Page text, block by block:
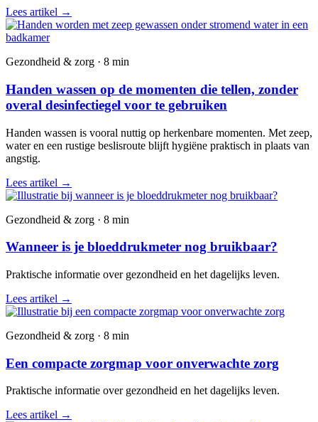
Lees artikel →
Gezondheid & zorg · 8 min
Handen wassen op de momenten die tellen, zonder
overal desinfectiegel voor te gebruiken
Handen wassen is vooral nuttig op herkenbare momenten. Met zeep,
water en een rustige beslisroute blijft hygiëne praktisch in plaats van
angstig.
Lees artikel →
Gezondheid & zorg · 8 min
Wanneer is je bloeddrukmeter nog bruikbaar?
Praktische informatie over gezondheid en het dagelijks leven.
Lees artikel →
Gezondheid & zorg · 8 min
Een compacte zorgmap voor onverwachte zorg
Praktische informatie over gezondheid en het dagelijks leven.
Lees artikel →